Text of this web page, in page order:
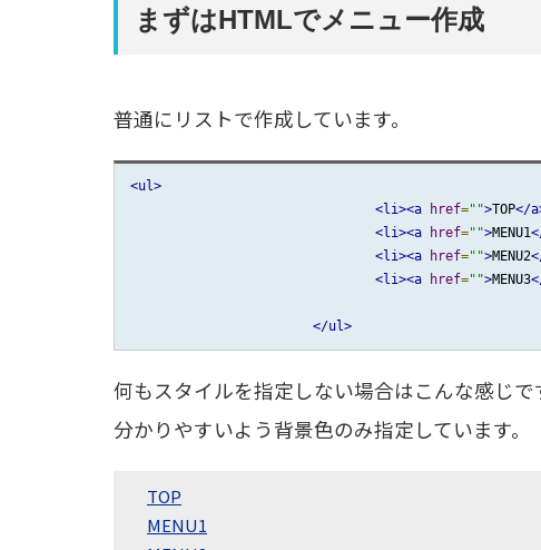
まずはHTMLでメニュー作成
普通にリストで作成しています。
<ul>
<li><a
href="">TOP</
<li><a
href="">MENU1
<li><a
href="">MENU2
<li><a
href="">MENU3
</ul>
何もスタイルを指定しない場合はこんな感じで
分かりやすいよう背景色のみ指定しています。
TOP
MENU1